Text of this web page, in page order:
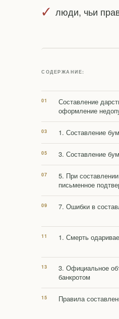
люди, чьи
СОДЕРЖАНИЕ:
Составление
оформление
1. Составление
3. Составление
5. При
письменное
7. Ошибки в
1. Смерть
3. Официальное
банкротом
Правила